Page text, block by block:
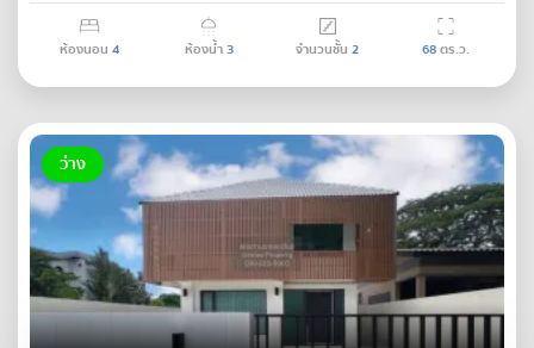
ห้องนอน 4 ห้องน้ำ3 จำนวนชั้น 2 68ตร.ว.
ว่าง